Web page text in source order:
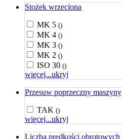
Stożek wrzeciona
MK 5 ()
MK 4 ()
MK 3 ()
MK 2 ()
ISO 30 ()
więcej...ukryj
Przesuw poprzeczny maszyny
TAK ()
więcej...ukryj
Liczba prędkości obrotowych